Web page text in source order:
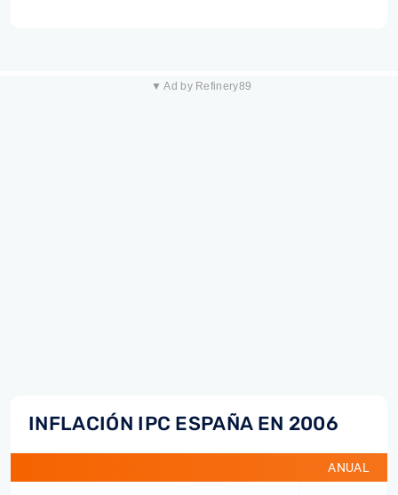
▼ Ad by Refinery89
INFLACIÓN IPC ESPAÑA EN 2006
ANUAL